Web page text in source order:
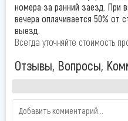
пространства и
воздухом. Специальная
звукоизоляционные окна и
отеле одинаково
номера оборудованы
предназначен для
Все категории номеров
комплект изысканной мебели
номера за ранний заезд. При
вечера оплачивается 50% от
выезд.
Всегда уточняйте стоимость
Отзывы, Вопросы,